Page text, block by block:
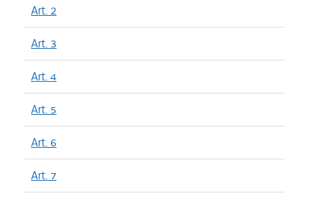
Art. 2
Art. 3
Art. 4
Art. 5
Art. 6
Art. 7